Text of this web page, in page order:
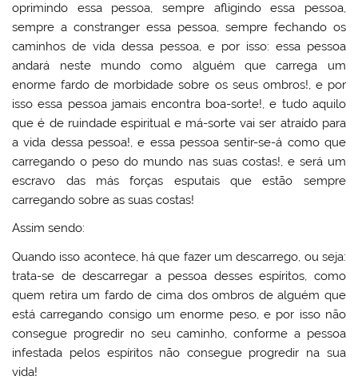
oprimindo essa pessoa, sempre afligindo essa pessoa,
sempre a constranger essa pessoa, sempre fechando os
caminhos de vida dessa pessoa, e por isso: essa pessoa
andará neste mundo como alguém que carrega um
enorme fardo de morbidade sobre os seus ombros!, e por
isso essa pessoa jamais encontra boa-sorte!, e tudo aquilo
que é de ruindade espiritual e má-sorte vai ser atraído para
a vida dessa pessoa!, e essa pessoa sentir-se-á como que
carregando o peso do mundo nas suas costas!, e será um
escravo das más forças esputais que estão sempre
carregando sobre as suas costas!
Assim sendo:
Quando isso acontece, há que fazer um descarrego, ou seja:
trata-se de descarregar a pessoa desses espíritos, como
quem retira um fardo de cima dos ombros de alguém que
está carregando consigo um enorme peso, e por isso não
consegue progredir no seu caminho, conforme a pessoa
infestada pelos espíritos não consegue progredir na sua
vida!